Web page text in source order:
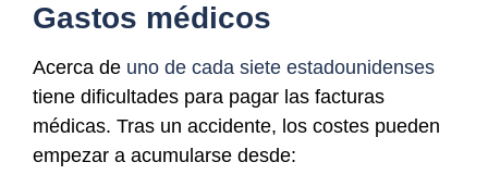
Gastos médicos
Acerca de uno de cada siete estadounidenses
tiene dificultades para pagar las facturas
médicas. Tras un accidente, los costes pueden
empezar a acumularse desde: